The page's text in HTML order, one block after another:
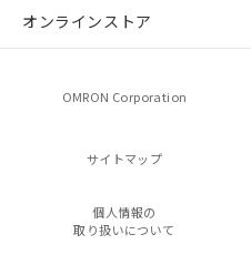
オンラインストア
OMRON Corporation
サイトマップ
個人情報の
取り扱いについて